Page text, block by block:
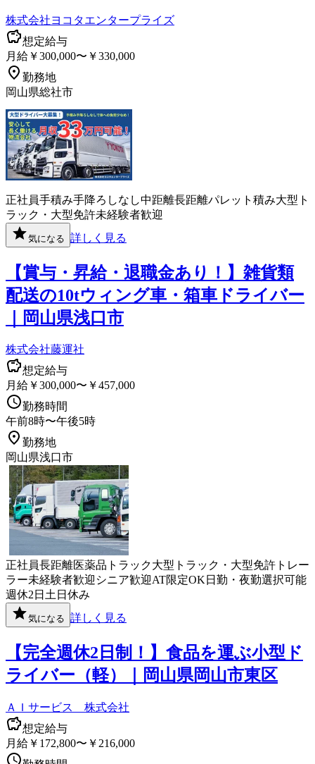
株式会社ヨコタエンタープライズ
想定給与
月給￥300,000〜￥330,000
勤務地
岡山県総社市
正社員手積み手降ろしなし中距離長距離パレット積み大型ト
ラック・大型免許未経験者歓迎
気になる 詳しく見る
【賞与・昇給・退職金あり！】雑貨類
配送の10tウィング車・箱車ドライバー
｜岡山県浅口市
株式会社藤運社
想定給与
月給￥300,000〜￥457,000
勤務時間
午前8時〜午後5時
勤務地
岡山県浅口市
正社員長距離医薬品 トラック大型トラック・大型免許 トレー
ラー未経験者歓迎 シニア歓迎AT限定OK日勤・夜勤選択可能
週休2日 土日休み
気になる 詳しく見る
【完全週休2日制！】食品を運ぶ小型ド
ライバー（軽）｜岡山県岡山市東区
ＡＩサービス 株式会社
想定給与
月給￥172,800〜￥216,000